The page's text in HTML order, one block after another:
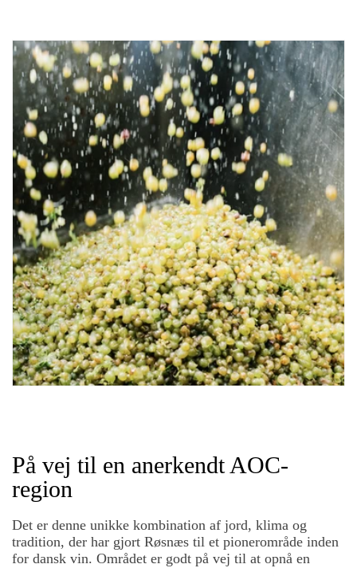
På vej til en anerkendt AOC-
region
Det er denne unikke kombination af jord, klima og
tradition, der har gjort Røsnæs til et pionerområde inden
for dansk vin. Området er godt på vej til at opnå en